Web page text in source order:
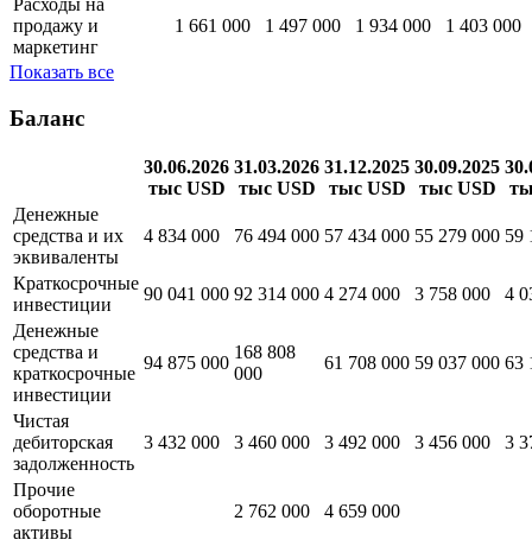
Расходы на
продажу и
маркетинг
1 661 000 1 497 000 1 934 000 1 403 000
Показать все
Баланс
30.06.2026
тыс USD
31.03.2026
тыс USD
31.12.2025
тыс USD
30.09.2025
тыс USD
Денежные
средства и их
эквиваленты
4 834 000 76 494 000 57 434 000 55 279 000 59
Краткосрочные
инвестиции
90 041 000 92 314 000 4 274 000 3 758 000
4
Денежные
средства и
краткосрочные
инвестиции
94 875 000
168 808
000
61 708 000 59 037 000 63
Чистая
дебиторская
задолженность
3 432 000 3 460 000 3 492 000 3 456 000 3
Прочие
оборотные
активы
2 762 000 4 659 000